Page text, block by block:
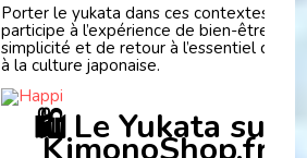
Porter le yukata dans ces contextes
participe à l’expérience de bien-être, de
simplicité et de retour à l’essentiel chère
à la culture japonaise.
🛍️ Le Yukata sur